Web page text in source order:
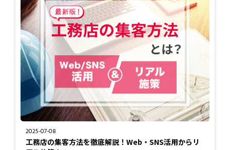
2025-07-08
工務店の集客方法を徹底解説！Web・SNS活用からリ